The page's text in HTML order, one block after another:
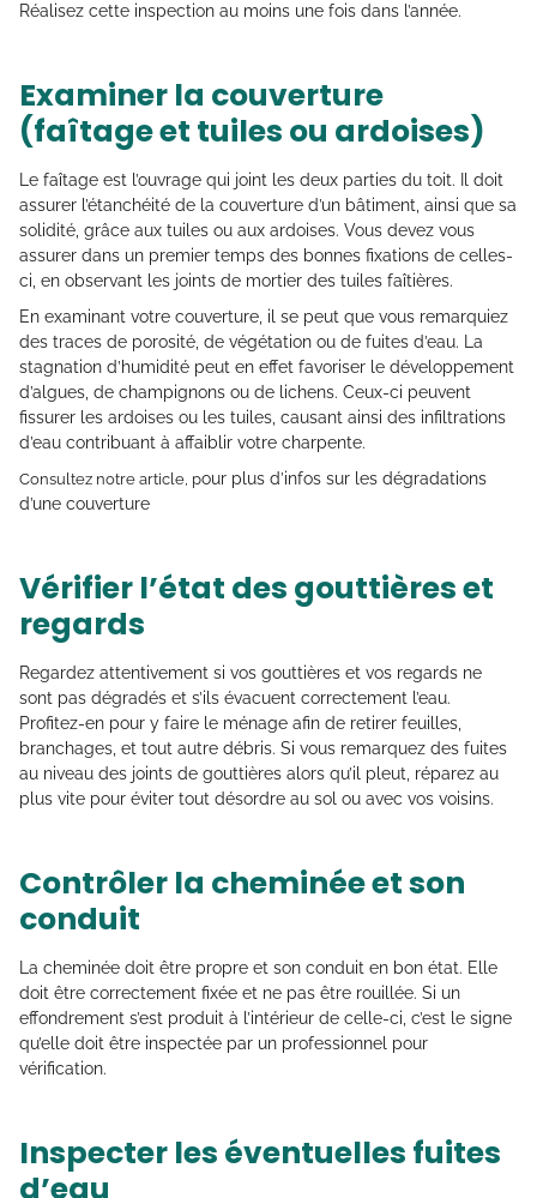
Réalisez cette inspection au moins une fois dans l’année.
Examiner la couverture
(faîtage et tuiles ou ardoises)
Le faîtage est l’ouvrage qui joint les deux parties du toit. Il doit
assurer l’étanchéité de la couverture d’un bâtiment, ainsi que sa
solidité, grâce aux tuiles ou aux ardoises. Vous devez vous
assurer dans un premier temps des bonnes fixations de celles-
ci, en observant les joints de mortier des tuiles faîtières.
En examinant votre couverture, il se peut que vous remarquiez
des traces de porosité, de végétation ou de fuites d’eau. La
stagnation d’humidité peut en effet favoriser le développement
d’algues, de champignons ou de lichens. Ceux-ci peuvent
fissurer les ardoises ou les tuiles, causant ainsi des infiltrations
d’eau contribuant à affaiblir votre charpente.
Consultez notre article, pour plus d’infos sur les dégradations
d’une couverture
Vérifier l’état des gouttières et
regards
Regardez attentivement si vos gouttières et vos regards ne
sont pas dégradés et s’ils évacuent correctement l’eau.
Profitez-en pour y faire le ménage afin de retirer feuilles,
branchages, et tout autre débris. Si vous remarquez des fuites
au niveau des joints de gouttières alors qu’il pleut, réparez au
plus vite pour éviter tout désordre au sol ou avec vos voisins.
Contrôler la cheminée et son
conduit
La cheminée doit être propre et son conduit en bon état. Elle
doit être correctement fixée et ne pas être rouillée. Si un
effondrement s’est produit à l’intérieur de celle-ci, c’est le signe
qu’elle doit être inspectée par un professionnel pour
vérification.
Inspecter les éventuelles fuites
d’eau